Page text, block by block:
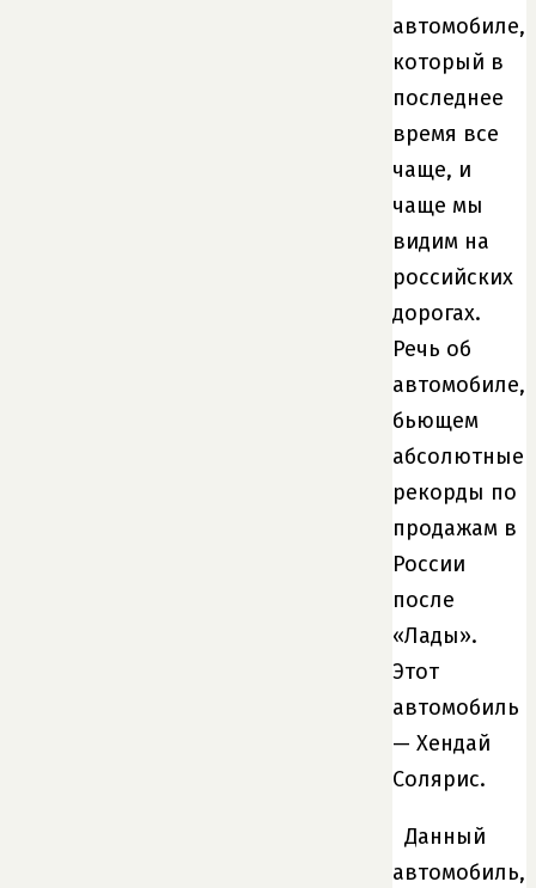
автомобиле,
который в
последнее
время все
чаще, и
чаще мы
видим на
российских
дорогах.
Речь об
автомобиле,
бьющем
абсолютные
рекорды по
продажам в
России
после
«Лады».
Этот
автомобиль
— Хендай
Солярис.
Данный
автомобиль,